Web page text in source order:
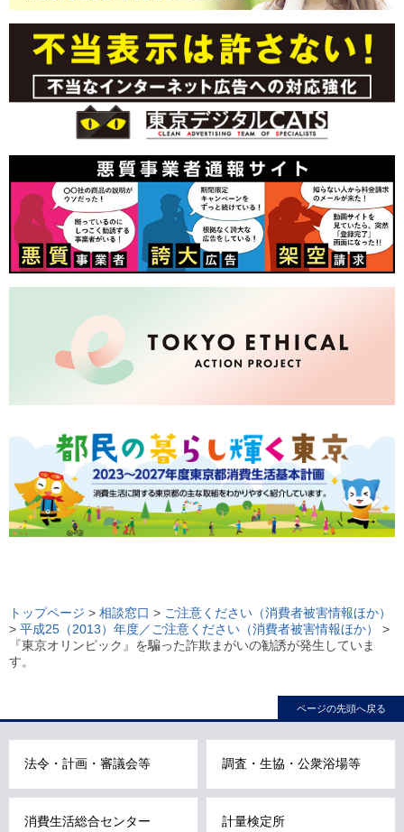
ー
カ
ル
こ
で
トップページ > 相談窓口 > ご注意ください（消費者被害情報ほか）
> 平成25（2013）年度／ご注意ください（消費者被害情報ほか） >
『東京オリンピック』を騙った詐欺まがいの勧誘が発生していま
す。
ページの先頭へ戻る
法令・計画・審議会等 調査・生協・公衆浴場等
消費生活総合センター 計量検定所